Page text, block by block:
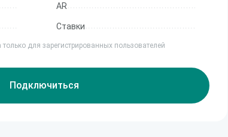
AR
Ставки
для зарегистрированных пользователей
Подключиться